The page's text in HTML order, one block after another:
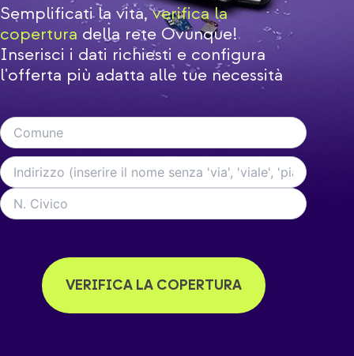
Semplificati la vita,verifica la
copertura della rete Ovunque!
Inserisci i dati richiesti e configura
l'offerta più adatta alle tue necessità
VERIFICA LA COPERTURA